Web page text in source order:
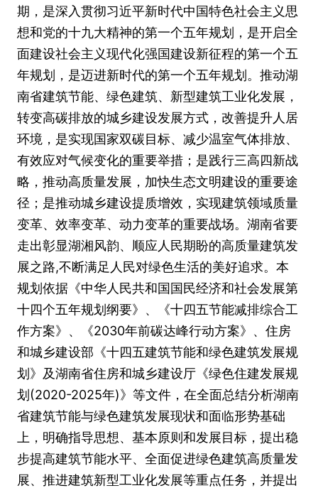
期，是深入贯彻习近平新时代中国特色社会主义思
想和党的十九大精神的第一个五年规划，是开启全
面建设社会主义现代化强国建设新征程的第一个五
年规划，是迈进新时代的第一个五年规划。推动湖
南省建筑节能、绿色建筑、新型建筑工业化发展，
转变高碳排放的城乡建设发展方式，改善提升人居
环境，是实现国家双碳目标、减少温室气体排放、
有效应对气候变化的重要举措；是践行三高四新战
略，推动高质量发展，加快生态文明建设的重要途
径；是推动城乡建设提质增效，实现建筑领域质量
变革、效率变革、动力变革的重要战场。湖南省要
走出彰显湖湘风韵、顺应人民期盼的高质量建筑发
展之路,不断满足人民对绿色生活的美好追求。本
规划依据《中华人民共和国国民经济和社会发展第
十四个五年规划纲要》、《十四五节能减排综合工
作方案》、《2030年前碳达峰行动方案》、住房
和城乡建设部《十四五建筑节能和绿色建筑发展规
划》及湖南省住房和城乡建设厅《绿色住建发展规
划(2020-2025年)》等文件，在全面总结分析湖南
省建筑节能与绿色建筑发展现状和面临形势基础
上，明确指导思想、基本原则和发展目标，提出稳
步提高建筑节能水平、全面促进绿色建筑高质量发
展、推进建筑新型工业化发展等重点任务，并提出